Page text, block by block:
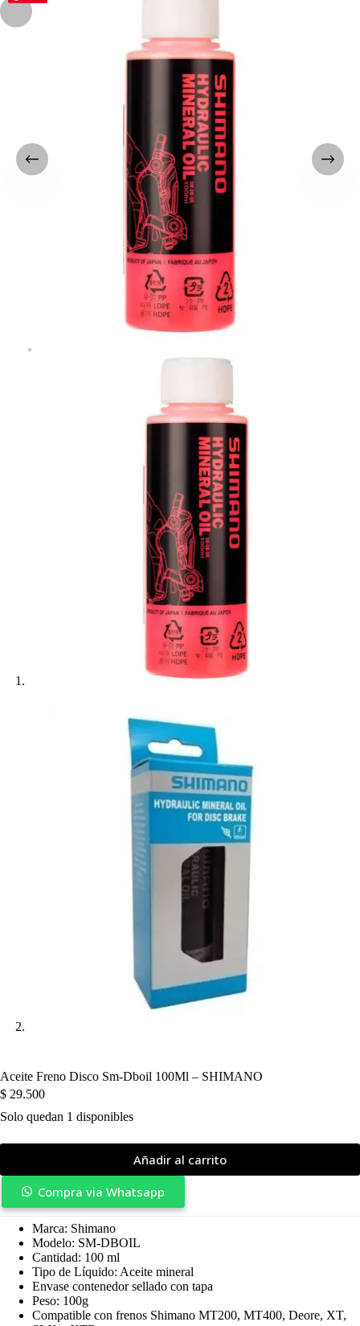
Aceite Freno Disco Sm-Dboil 100Ml – SHIMANO
$ 29.500
Solo quedan 1 disponibles
Añadir al carrito
Compra via Whatsapp
Marca: Shimano
Modelo: SM-DBOIL
Cantidad: 100 ml
Tipo de Líquido: Aceite mineral
Envase contenedor sellado con tapa
Peso: 100g
Compatible con frenos Shimano MT200, MT400, Deore, XT,